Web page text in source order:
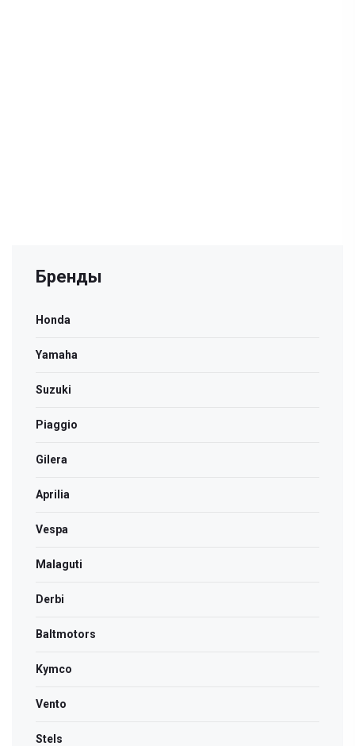
Бренды
Honda
Yamaha
Suzuki
Piaggio
Gilera
Aprilia
Vespa
Malaguti
Derbi
Bаltmotors
Kymco
Vento
Stels